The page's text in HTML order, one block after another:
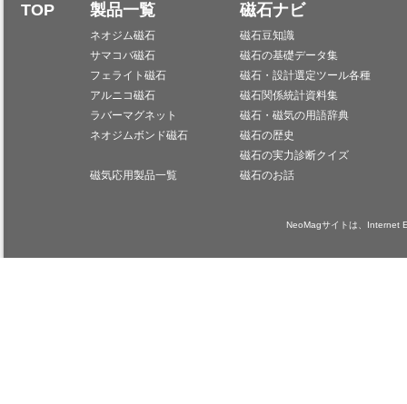
TOP 製品一覧
ネオジム磁石
サマコバ磁石
フェライト磁石
アルニコ磁石
ラバーマグネット
ネオジムボンド磁石
磁気応用製品一覧
磁石ナビ
磁石豆知識
磁石の基礎データ集
磁石・設計選定ツール各種
磁石関係統計資料集
磁石・磁気の用語辞典
磁石の歴史
磁石の実力診断クイズ
磁石のお話
NeoMagサイトは、Internet